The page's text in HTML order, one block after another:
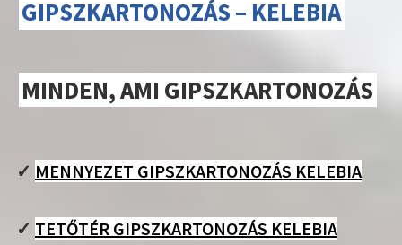
GIPSZKARTONOZÁS – KELEBIA
MINDEN, AMI GIPSZKARTONOZÁS
✓ MENNYEZET GIPSZKARTONOZÁS KELEBIA
✓ TETŐTÉR GIPSZKARTONOZÁS KELEBIA